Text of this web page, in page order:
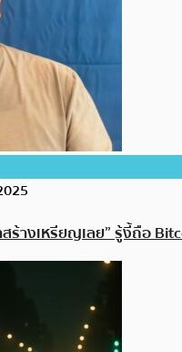
างเหรียญเลย” รู้งี้ถือ